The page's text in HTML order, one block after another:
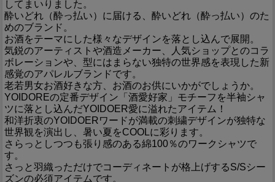
してまいりました。
酔いどれ（酔っ払い）に届ける、酔いどれ（酔っ払い）のた
めのブランド。
お酒をテーマにした様々なデザインを落とし込んで展開。
気鋭のアーティストや酒造メーカー、人気ショップとのコラ
ボレーションや、型にはまらない独特の世界感を表現した新
感覚のアパレルブランドです。
老若男女お酒好きな方、お酒のお供にいかがでしょうか。
YOIDOREの定番デザイン「酒愛好家」モチーフを半袖シャ
ツに落とし込んだYOIDOER愛に溢れたアイテム！
和洋折衷のYOIDOERワードが満載の刺繍デザインが独特な
世界観を演出し、暑い夏をCOOLに彩ります。
さらっとしつつも張り感のある綿100％のワークシャツで
す。
さっと羽織っただけでコーディネートが格上げするS/Sシー
ズンの必須アイテムです。